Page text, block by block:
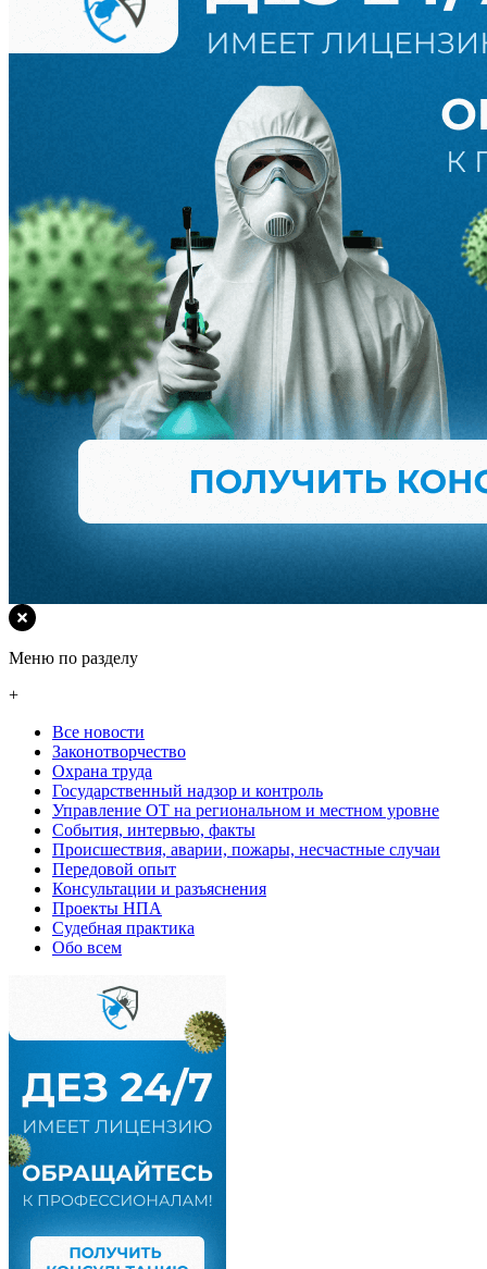
Меню по разделу
+
Все новости
Законотворчество
Охрана труда
Государственный надзор и контроль
Управление ОТ на региональном и местном уровне
События, интервью, факты
Происшествия, аварии, пожары, несчастные случаи
Передовой опыт
Консультации и разъяснения
Проекты НПА
Судебная практика
Обо всем